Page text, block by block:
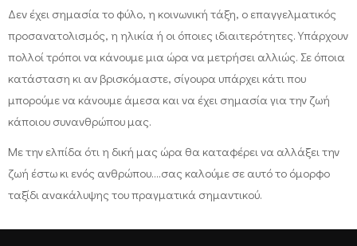
Δεν έχει σημασία το φύλο, η κοινωνική τάξη, ο επαγγελματικός
προσανατολισμός, η ηλικία ή οι όποιες ιδιαιτερότητες. Υπάρχουν
πολλοί τρόποι να κάνουμε μια ώρα να μετρήσει αλλιώς. Σε όποια
κατάσταση κι αν βρισκόμαστε, σίγουρα υπάρχει κάτι που
μπορούμε να κάνουμε άμεσα και να έχει σημασία για την ζωή
κάποιου συνανθρώπου μας.
Με την ελπίδα ότι η δική μας ώρα θα καταφέρει να αλλάξει την
ζωή έστω κι ενός ανθρώπου….σας καλούμε σε αυτό το όμορφο
ταξίδι ανακάλυψης του πραγματικά σημαντικού.